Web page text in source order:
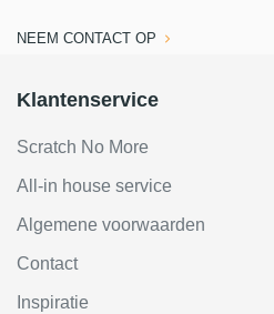
NEEM CONTACT OP
Klantenservice
Scratch No More
All-in house service
Algemene voorwaarden
Contact
Inspiratie